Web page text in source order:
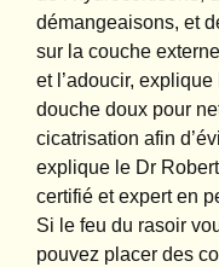
démangeaisons, et
sur la couche
et l’adoucir,
douche doux pour
cicatrisation afin
explique le Dr
certifié et expert en
Si le feu du rasoir
pouvez placer des